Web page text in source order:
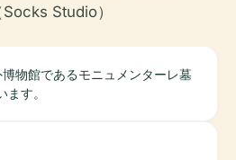
Studio）
物館であるモニュメンターレ墓
す。